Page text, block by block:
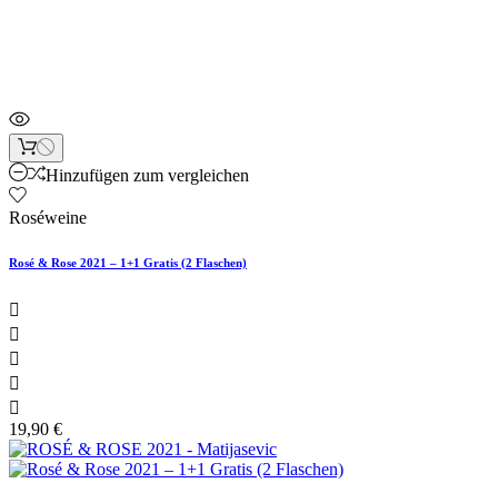
Hinzufügen zum vergleichen
Roséweine
Rosé & Rose 2021 – 1+1 Gratis (2 Flaschen)





19,90 €